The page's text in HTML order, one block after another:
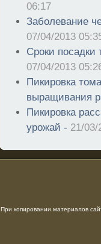
06:17
Заболевание
07/04/2013
Сроки посадки
07/04/2013
Пикировка
выращивания
Пикировка
урожай - 21/03/
При копировании материалов